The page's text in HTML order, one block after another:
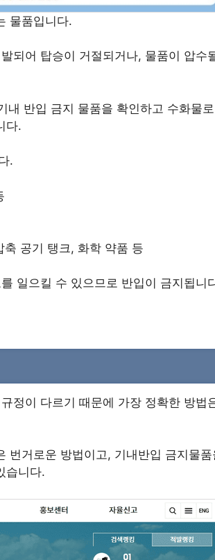
물품입니다.
되어 탑승이 거절되거나, 물품이 압수
내 반입 금지 물품을 확인하고 수화물로
다.
.
공기 탱크, 화학 약품 등
일으킬 수 있으므로 반입이 금지됩니
정이 다르기 때문에 가장 정확한 방법
번거로운 방법이고, 기내반입 금지물품
습니다.